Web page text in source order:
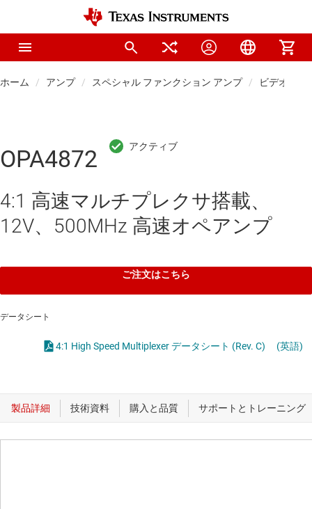
ホーム アンプ スペシャル ファンクション アンプ ビデオ アン
OPA4872
4:1 高速マルチプレクサ搭載、
12V、500MHz 高速オペアンプ
ご注文はこちら
データシート
4:1 High Speed Multiplexer データシート (Rev. C) (英語)